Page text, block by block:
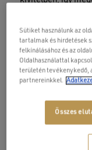
Mosdókagyló és
2 fiókos
15 mm vastag
fehér
felülettel-
Sütiket használunk az
tartalmak és hirdetések
felkínálásához és az
Oldalhasználattal
területén tevékenykedő,
partnereinkkel.
Összes